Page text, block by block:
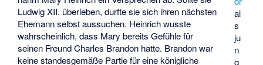
al
s
ju
n
g
Ludwig XII. überleben, durfte sie sich ihren nächsten
Ehemann selbst aussuchen. Heinrich wusste
wahrscheinlich, dass Mary bereits Gefühle für
seinen Freund Charles Brandon hatte. Brandon war
keine standesgemäße Partie für eine königliche